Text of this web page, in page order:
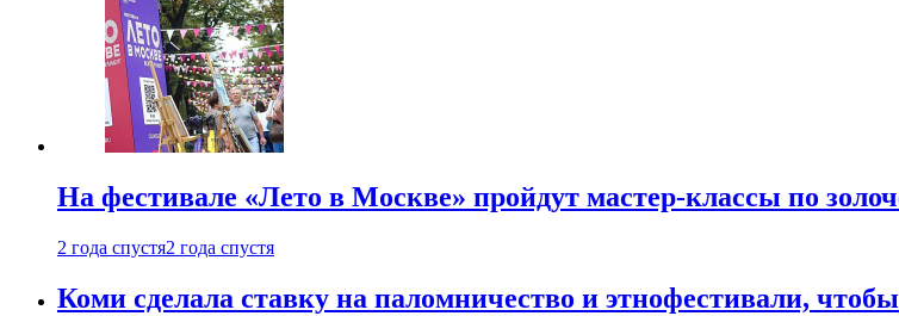
На фестивале «Лето в Москве» пройдут мастер-классы по
2 года спустя2 года спустя
Коми сделала ставку на паломничество и этнофестивали,